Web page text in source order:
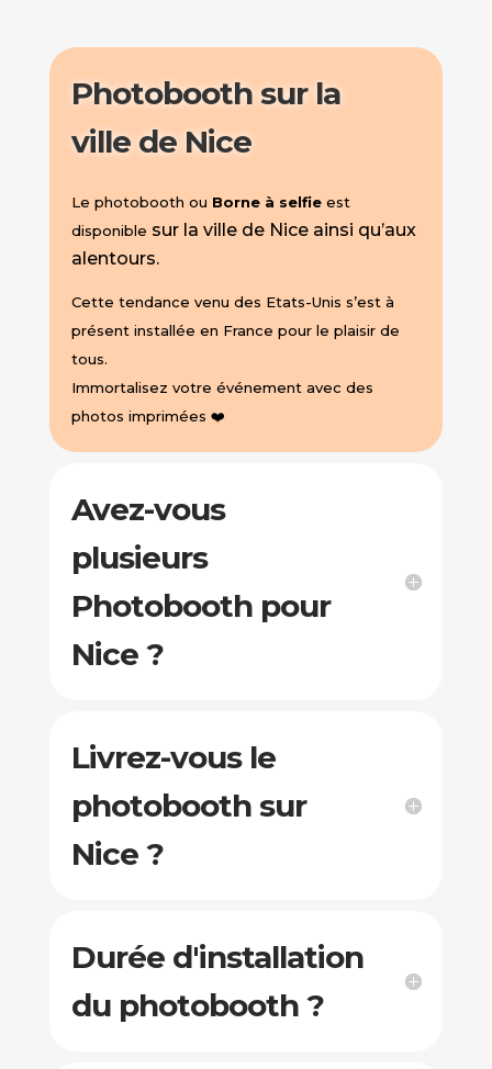
Photobooth sur la
ville de Nice
Le photobooth ou Borne à selfieest
disponible sur la ville de Nice ainsi qu’aux
alentours.
Cette tendance venu des Etats-Unis s’est à
présent installée en France pour le plaisir de
tous.
Immortalisez votre événement avec des
photos imprimées ❤️
Avez-vous
plusieurs
Photobooth pour
Nice ?
Livrez-vous le
photobooth sur
Nice ?
Durée d'installation
du photobooth ?